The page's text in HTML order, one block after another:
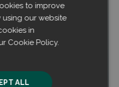
bei Outokumpu
to improve
using our website
in
Cookie Policy.
ALL